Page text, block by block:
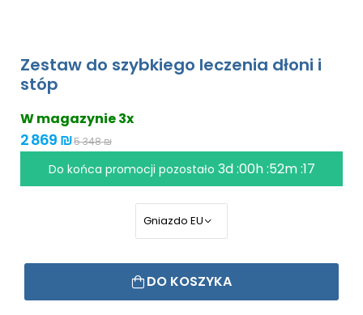
Zestaw do szybkiego leczenia dłoni i
stóp
W magazynie 3x
2 869 ₪5 348 ₪
Do końca promocji pozostało 3d :00h :52m :17
DO KOSZYKA